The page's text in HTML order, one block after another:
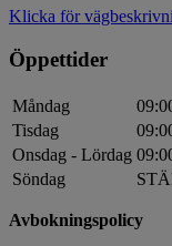
Klicka för
Öppettider
Måndag
Tisdag
Onsdag - Lördag
Söndag
Avbokningspolicy